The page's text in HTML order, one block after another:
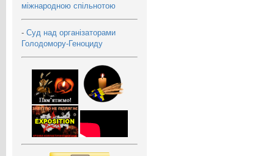
міжнародною спільнотою
- Суд над організаторами
Голодомору-Геноциду